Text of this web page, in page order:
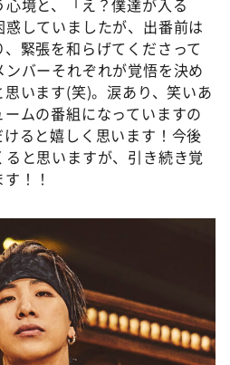
境と、「え？僕達が入る
していましたが、出番前は
緊張を和らげてくださって
バーそれぞれが覚悟を決め
います(笑)。涙あり、笑いあ
ムの番組になっていますの
ると嬉しく思います！今後
と思いますが、引き続き覚
！！